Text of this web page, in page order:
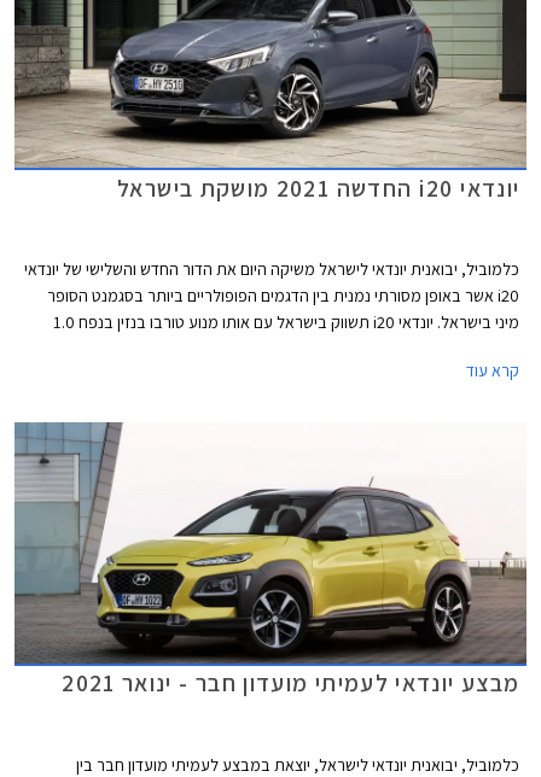
יונדאי i20 החדשה 2021 מושקת בישראל
כלמוביל, יבואנית יונדאי לישראל משיקה היום את הדור החדש והשלישי של יונדאי
i20 אשר באופן מסורתי נמנית בין הדגמים הפופולריים ביותר בסגמנט הסופר
מיני בישראל. יונדאי i20 תשווק בישראל עם אותו מנוע טורבו בנזין בנפח 1.0
99,900 ₪.
קרא עוד
מבצע יונדאי לעמיתי מועדון חבר - ינואר 2021
כלמוביל, יבואנית יונדאי לישראל, יוצאת במבצע לעמיתי מועדון חבר בין